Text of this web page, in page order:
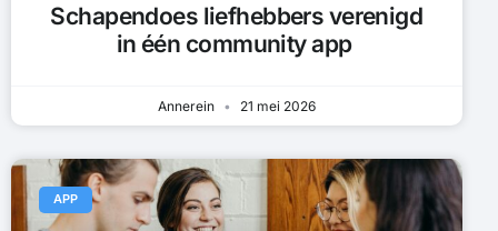
Schapendoes liefhebbers verenigd
in één community app
Annerein 21 mei 2026
APP